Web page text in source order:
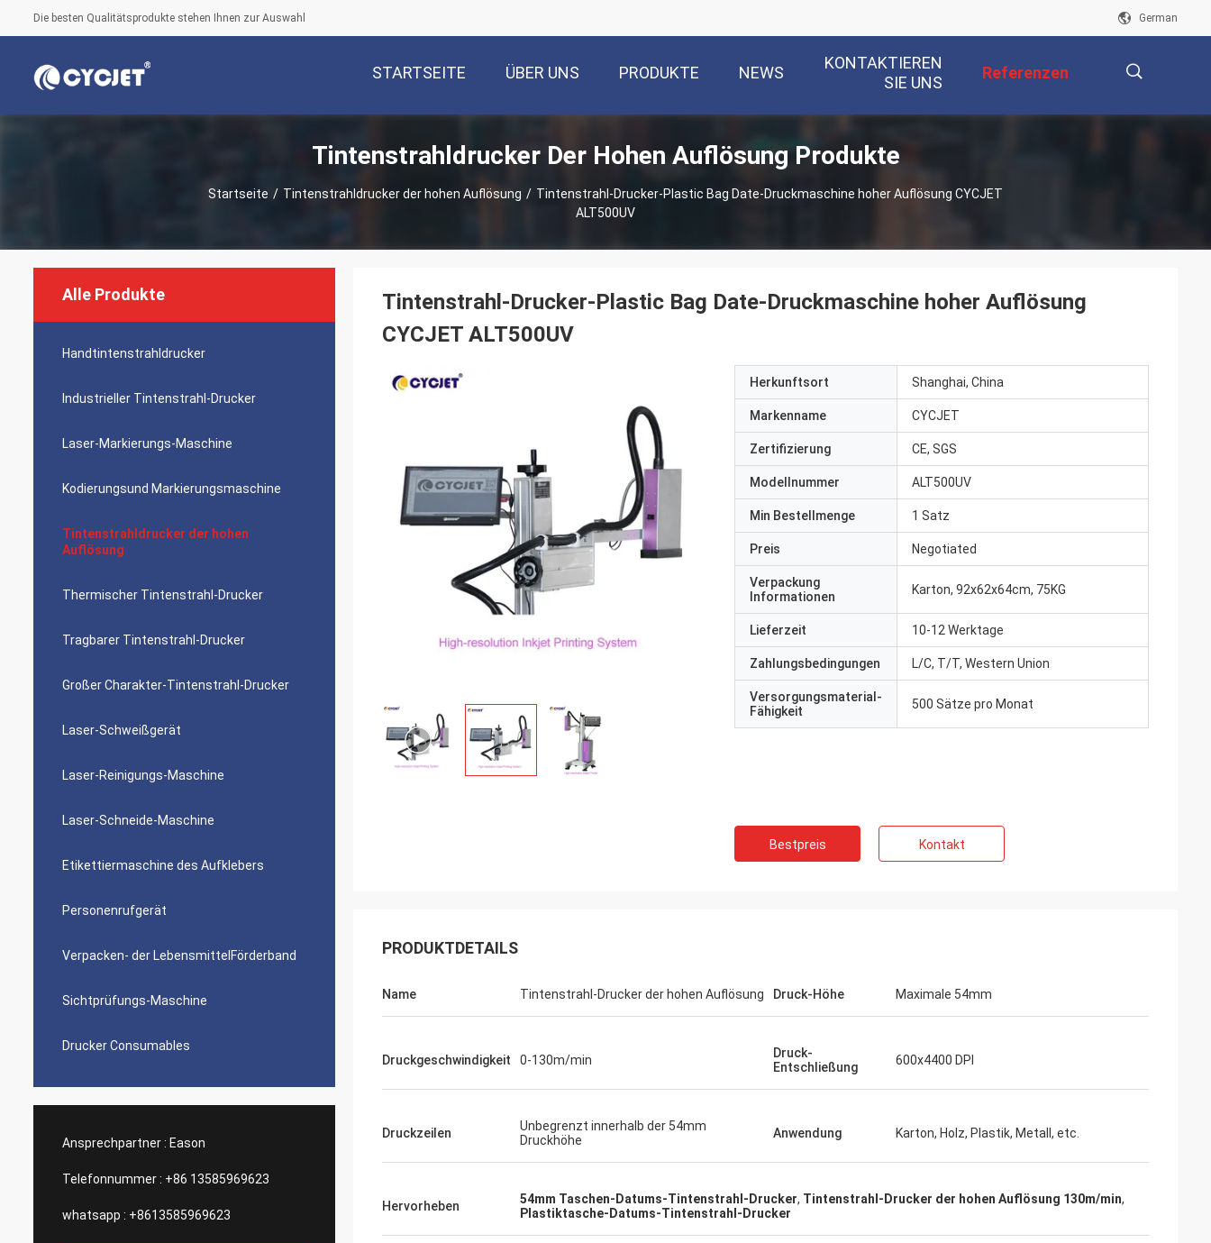
Die besten Qualitätsprodukte stehen Ihnen zur Auswahl German
STARTSEITE ÜBER UNS PRODUKTE NEWS
KONTAKTIEREN
SIE UNS
Referenzen
Tintenstrahldrucker Der Hohen Auflösung Produkte
Startseite / Tintenstrahldrucker der hohen Auflösung / Tintenstrahl-Drucker-Plastic Bag Date-Druckmaschine hoher Auflösung CYCJET
ALT500UV
Alle Produkte
Handtintenstrahldrucker
Industrieller Tintenstrahl-Drucker
Laser-Markierungs-Maschine
Kodierungsund Markierungsmaschine
Tintenstrahldrucker der hohen
Auflösung
Thermischer Tintenstrahl-Drucker
Tragbarer Tintenstrahl-Drucker
Großer Charakter-Tintenstrahl-Drucker
Laser-Schweißgerät
Laser-Reinigungs-Maschine
Laser-Schneide-Maschine
Etikettiermaschine des Aufklebers
Personenrufgerät
Verpacken- der LebensmittelFörderband
Sichtprüfungs-Maschine
Drucker Consumables
Ansprechpartner : Eason
Telefonnummer : +86 13585969623
whatsapp : +8613585969623
Tintenstrahl-Drucker-Plastic Bag Date-Druckmaschine hoher Auflösung
CYCJET ALT500UV
Herkunftsort Shanghai, China
Markenname CYCJET
Zertifizierung CE, SGS
Modellnummer ALT500UV
Min Bestellmenge 1 Satz
Preis Negotiated
Verpackung
Informationen
Karton, 92x62x64cm, 75KG
Lieferzeit 10-12 Werktage
Zahlungsbedingungen L/C, T/T, Western Union
Versorgungsmaterial-
Fähigkeit
500 Sätze pro Monat
Bestpreis Kontakt
PRODUKTDETAILS
Name Tintenstrahl-Drucker der hohen Auflösung Druck-Höhe Maximale 54mm
Druckgeschwindigkeit 0-130m/min
Druck-
Entschließung
600x4400 DPI
Druckzeilen
Unbegrenzt innerhalb der 54mm
Druckhöhe
Anwendung Karton, Holz, Plastik, Metall, etc.
Hervorheben 54mm Taschen-Datums-Tintenstrahl-Drucker, Tintenstrahl-Drucker der hohen Auflösung 130m/min,
Plastiktasche-Datums-Tintenstrahl-Drucker